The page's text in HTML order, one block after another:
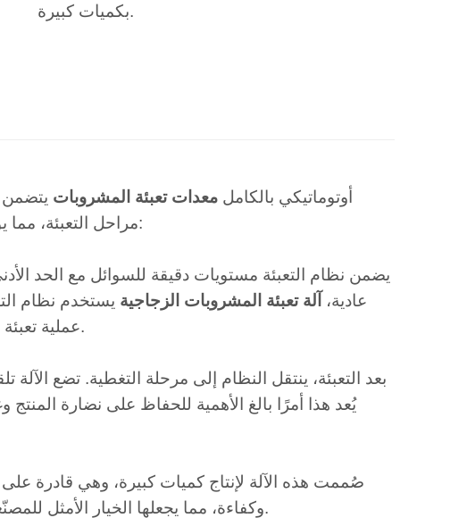
بكميات كبيرة.
MIC 24-18-6 أوتوماتيكي بالكاملمعدات تعبئة المشروبات يتضمن
مراحل التعبئة، مما يوفر كفاءةً وثباتًا لا مثيل لهما. يعمل النظام بالطريقة التالية:
يضمن نظام التعبئة مستويات دقيقة للسوائل مع الحد
عادية،
آلة تعبئة المشروبات الزجاجية يستخدم نظام
عملية تعبئة سريعة ودقيقة، تُقلل من الانسكابات وتُحسّن إنتاجية المنتج.
بعد التعبئة، ينتقل النظام إلى مرحلة التغطية. تضع الآلة
يُعد هذا أمرًا بالغ الأهمية للحفاظ على نضارة
صُممت هذه الآلة لإنتاج كميات كبيرة، وهي قادرة
وكفاءة، مما يجعلها الخيار الأمثل للمصنّعين الذين يحتاجون إلى إنتاج سريع مع أقل قدر من التوقف.